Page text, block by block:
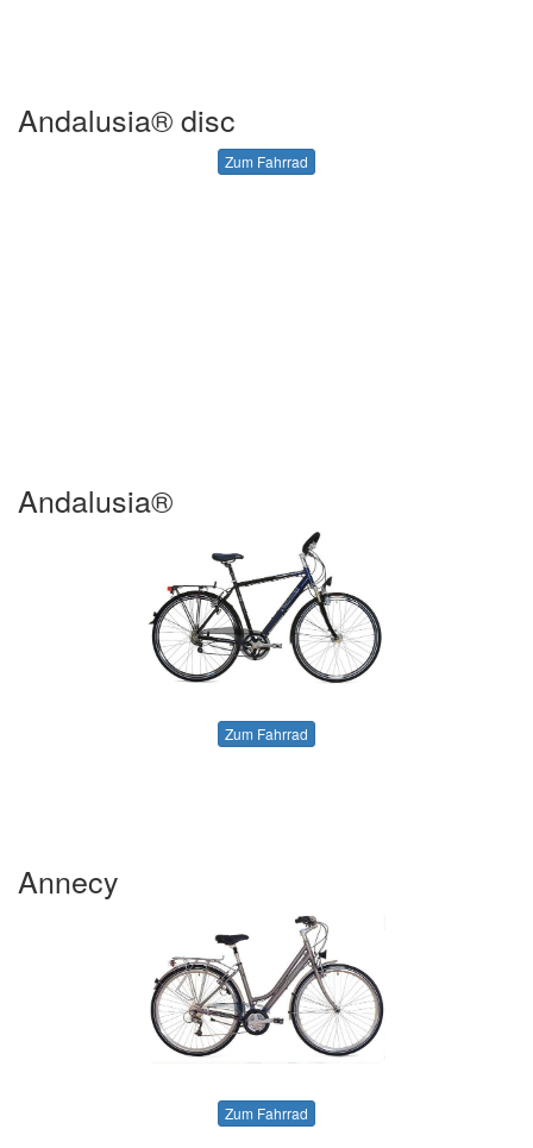
Andalusia® disc
Zum Fahrrad
Andalusia®
Zum Fahrrad
Annecy
Zum Fahrrad